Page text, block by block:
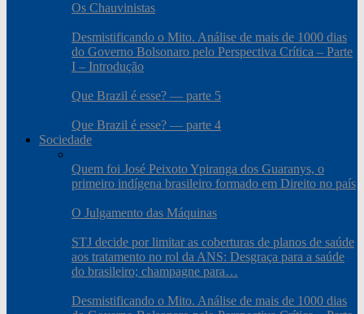
Os Chauvinistas
Desmistificando o Mito. Análise de mais de 1000 dias
do Governo Bolsonaro pelo Perspectiva Crítica – Parte
I – Introdução
Que Brazil é esse? — parte 5
Que Brazil é esse? — parte 4
Sociedade
Quem foi José Peixoto Ypiranga dos Guaranys, o
primeiro indígena brasileiro formado em Direito no país
O Julgamento das Máquinas
STJ decide por limitar as coberturas de planos de saúde
aos tratamento no rol da ANS: Desgraça para a saúde
do brasileiro; champagne para…
Desmistificando o Mito. Análise de mais de 1000 dias